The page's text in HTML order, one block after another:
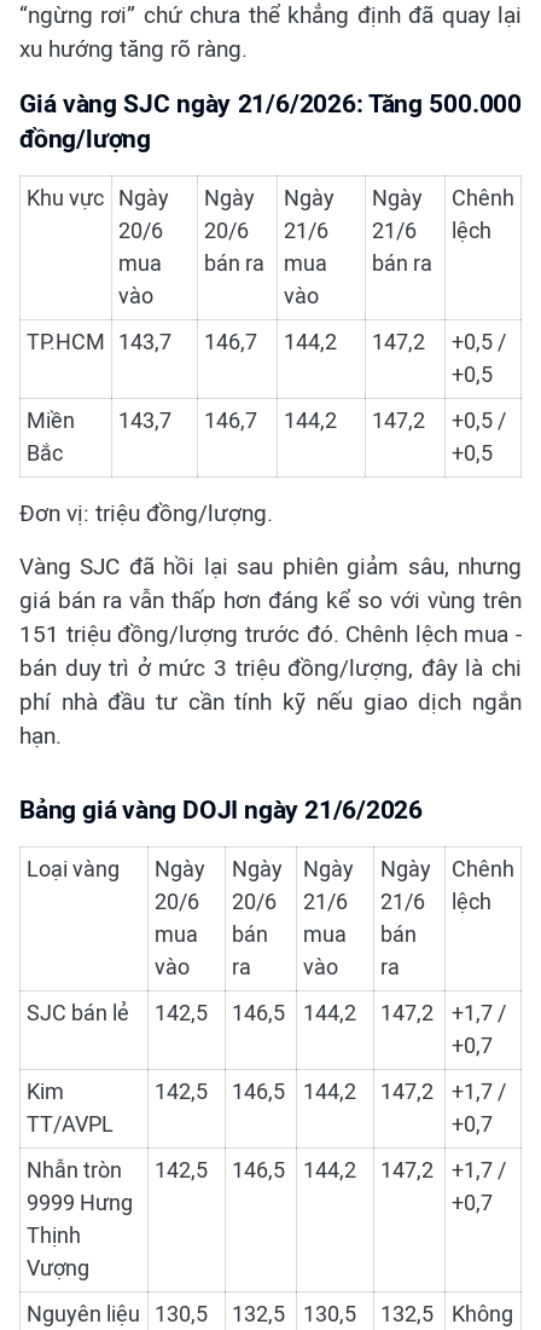
“ngừng rơi” chứ chưa thể khẳng định đã quay lại
xu hướng tăng rõ ràng.
Giá vàng SJC ngày 21/6/2026: Tăng 500.000
đồng/lượng
Khu vực Ngày
20/6
mua
vào
Ngày
20/6
bán ra
Ngày
21/6
mua
vào
Ngày
21/6
bán ra
Chênh
lệch
TP.HCM 143,7 146,7 144,2 147,2
+0,5 /
+0,5
Miền
Bắc
143,7 146,7 144,2 147,2
+0,5 /
+0,5
Đơn vị: triệu đồng/lượng.
Vàng SJC đã hồi lại sau phiên giảm sâu, nhưng
giá bán ra vẫn thấp hơn đáng kể so với vùng trên
151 triệu đồng/lượng trước đó. Chênh lệch mua -
bán duy trì ở mức 3 triệu đồng/lượng, đây là chi
phí nhà đầu tư cần tính kỹ nếu giao dịch ngắn
hạn.
Bảng giá vàng DOJI ngày 21/6/2026
Loại vàng
Ngày
20/6
mua
vào
Ngày
20/6
bán
ra
Ngày
21/6
mua
vào
Ngày
21/6
bán
ra
Chênh
lệch
SJC bán lẻ 142,5 146,5 144,2 147,2
+1,7 /
+0,7
Kim
TT/AVPL
142,5 146,5 144,2 147,2
+1,7 /
+0,7
Nhẫn tròn
9999 Hưng
Thịnh
Vượng
142,5 146,5 144,2 147,2
+1,7 /
+0,7
Nguyên liệu
130,5 132,5 130,5 132,5
Không